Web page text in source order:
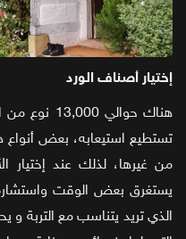
إختيار أصناف الورد
هناك حوالي
تستطيع استيعابه، بعض أنواع
من غيرها، لذلك عند إختيار
يستغرق بعض الوقت واستشارة
الذي تريد يتناسب مع التربة و